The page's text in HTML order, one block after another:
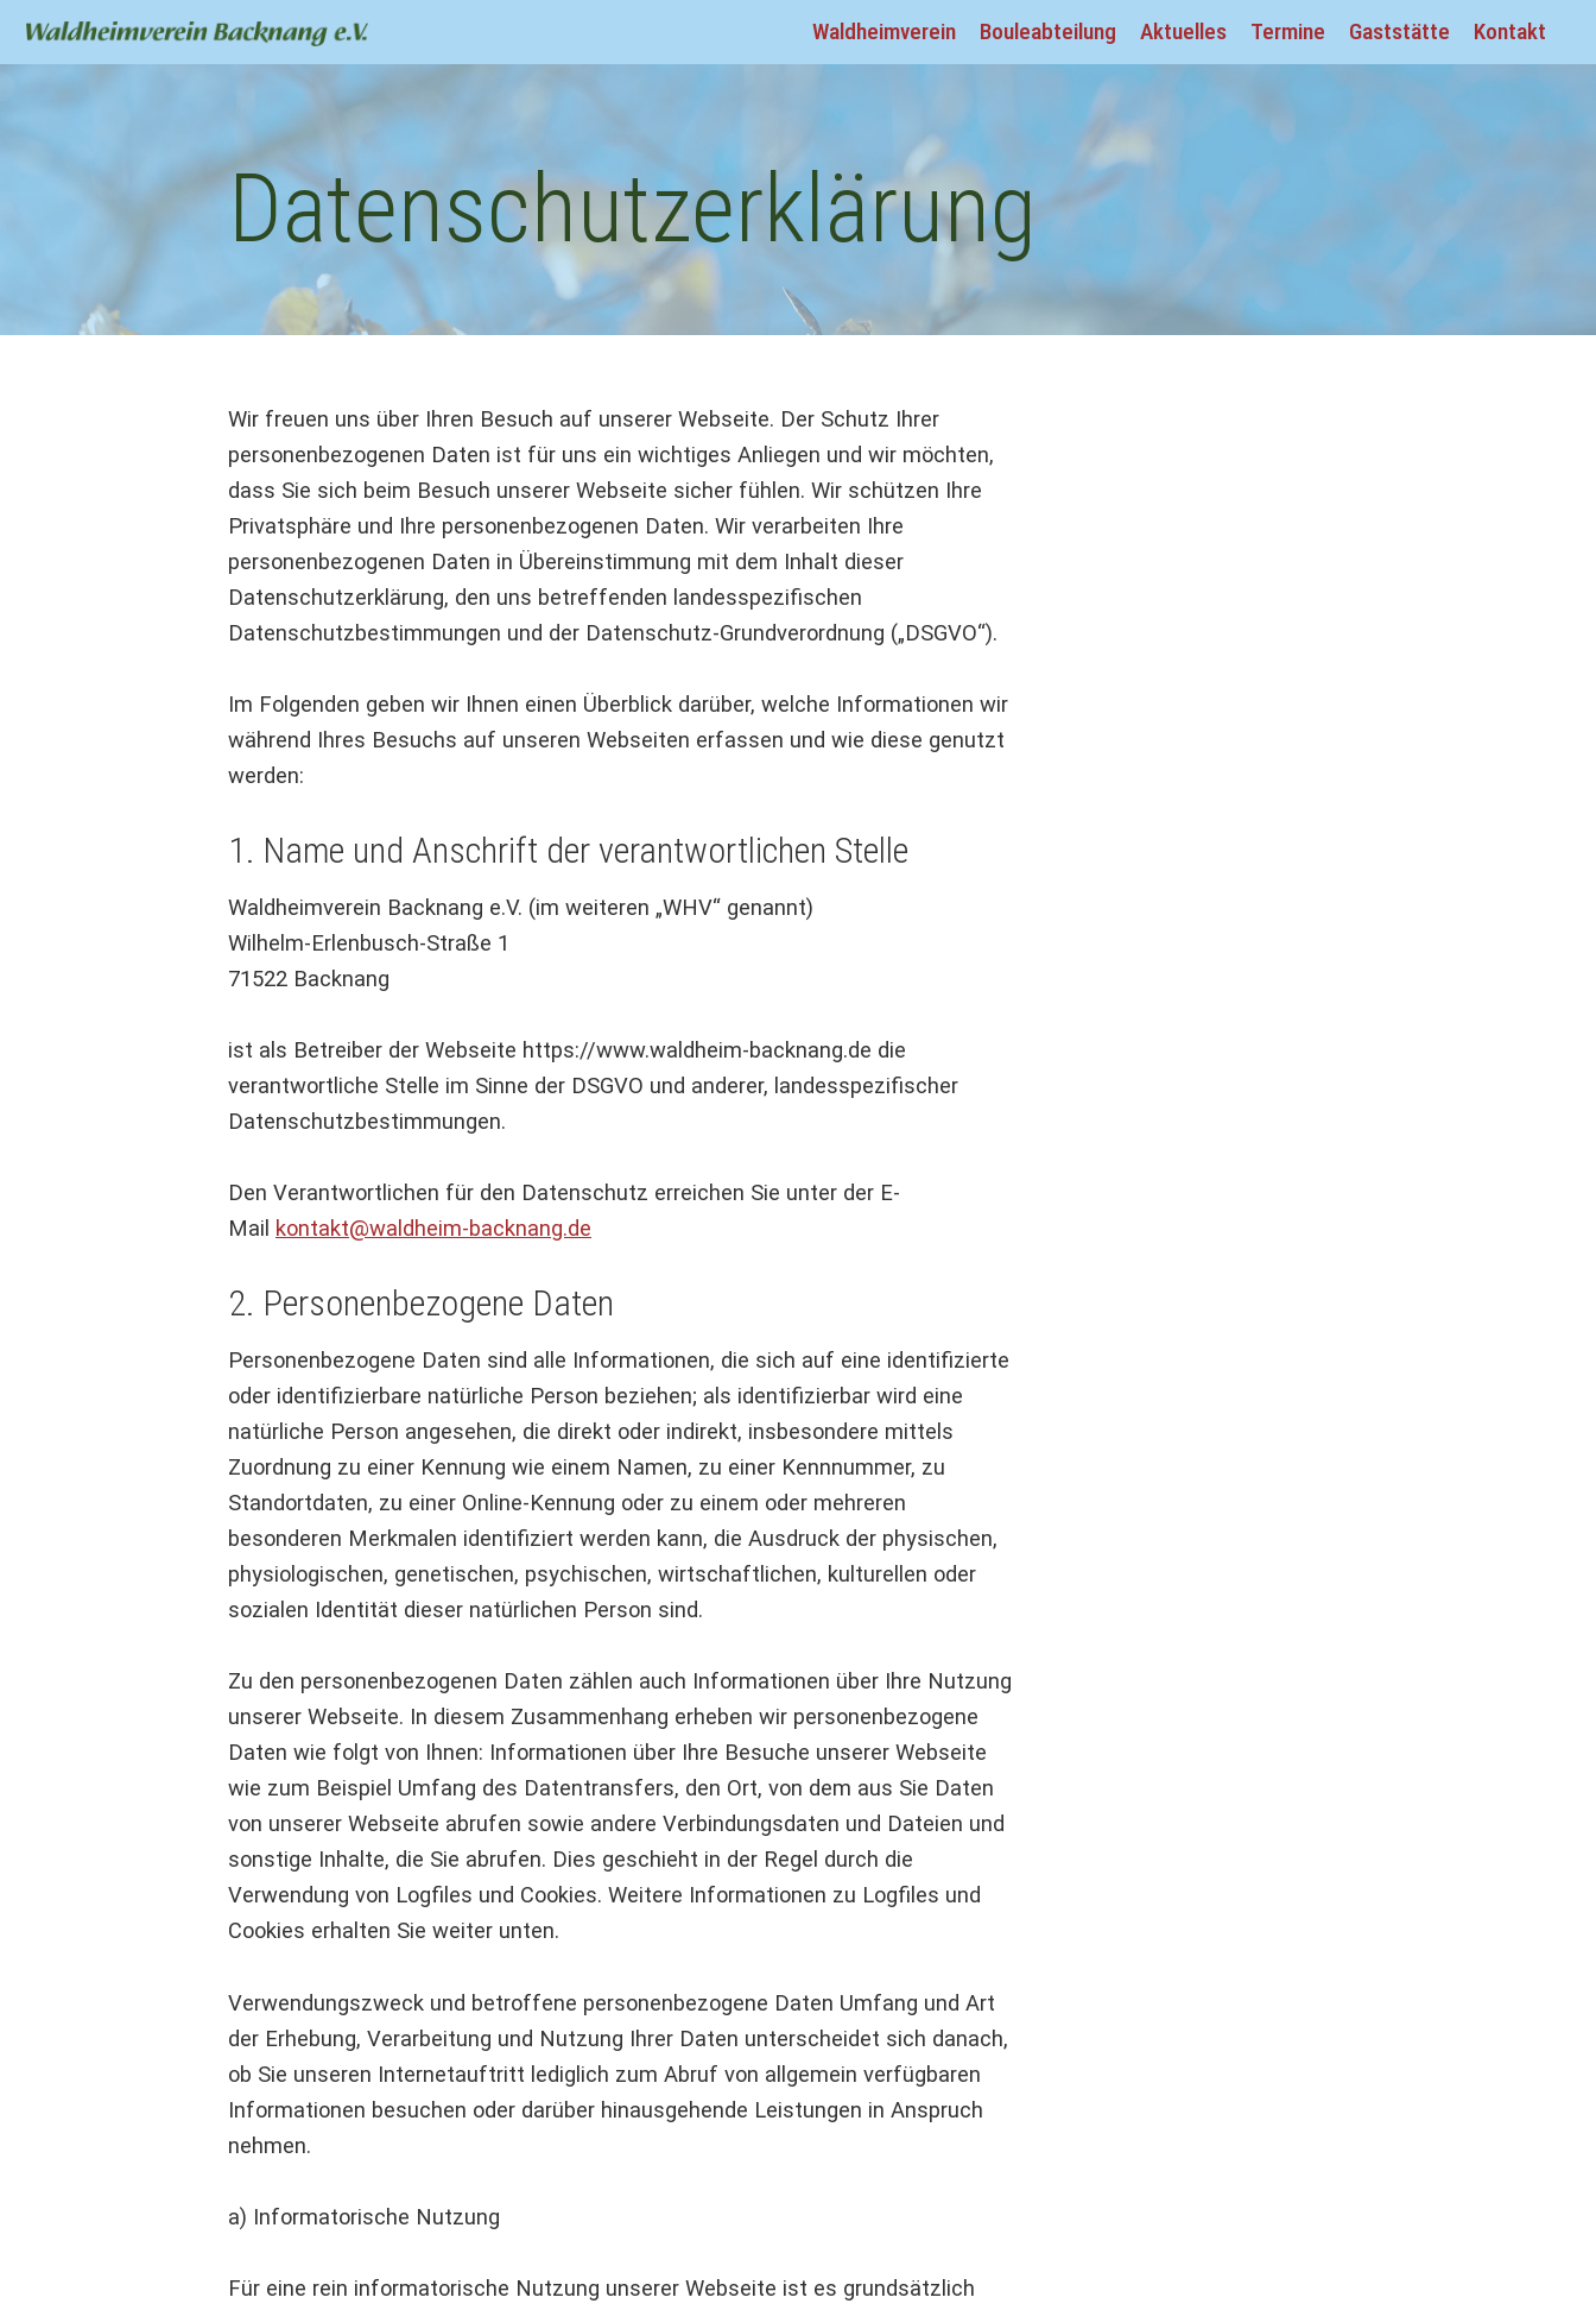
Waldheimverein Bouleabteilung Aktuelles Termine Gaststätte Kontakt
Datenschutz­erklärung
Wir freuen uns über Ihren Besuch auf unserer Webseite. Der Schutz Ihrer
personenbezogenen Daten ist für uns ein wichtiges Anliegen und wir möchten,
dass Sie sich beim Besuch unserer Webseite sicher fühlen. Wir schützen Ihre
Privatsphäre und Ihre personenbezogenen Daten. Wir verarbeiten Ihre
personenbezogenen Daten in Übereinstimmung mit dem Inhalt dieser
Datenschutzerklärung, den uns betreffenden landesspezifischen
Datenschutzbestimmungen und der Datenschutz-Grundverordnung („DSGVO“).
Im Folgenden geben wir Ihnen einen Überblick darüber, welche Informationen wir
während Ihres Besuchs auf unseren Webseiten erfassen und wie diese genutzt
werden:
1. Name und Anschrift der verantwortlichen Stelle
Waldheimverein Backnang e.V. (im weiteren „WHV“ genannt)
Wilhelm-Erlenbusch-Straße 1
71522 Backnang
ist als Betreiber der Webseite https://www.waldheim-backnang.de die
verantwortliche Stelle im Sinne der DSGVO und anderer, landesspezifischer
Datenschutzbestimmungen.
Den Verantwortlichen für den Datenschutz erreichen Sie unter der E-
Mail kontakt@waldheim-backnang.de
2. Personenbezogene Daten
Personenbezogene Daten sind alle Informationen, die sich auf eine identifizierte
oder identifizierbare natürliche Person beziehen; als identifizierbar wird eine
natürliche Person angesehen, die direkt oder indirekt, insbesondere mittels
Zuordnung zu einer Kennung wie einem Namen, zu einer Kennnummer, zu
Standortdaten, zu einer Online-Kennung oder zu einem oder mehreren
besonderen Merkmalen identifiziert werden kann, die Ausdruck der physischen,
physiologischen, genetischen, psychischen, wirtschaftlichen, kulturellen oder
sozialen Identität dieser natürlichen Person sind.
Zu den personenbezogenen Daten zählen auch Informationen über Ihre Nutzung
unserer Webseite. In diesem Zusammenhang erheben wir personenbezogene
Daten wie folgt von Ihnen: Informationen über Ihre Besuche unserer Webseite
wie zum Beispiel Umfang des Datentransfers, den Ort, von dem aus Sie Daten
von unserer Webseite abrufen sowie andere Verbindungsdaten und Dateien und
sonstige Inhalte, die Sie abrufen. Dies geschieht in der Regel durch die
Verwendung von Logfiles und Cookies. Weitere Informationen zu Logfiles und
Cookies erhalten Sie weiter unten.
Verwendungszweck und betroffene personenbezogene Daten Umfang und Art
der Erhebung, Verarbeitung und Nutzung Ihrer Daten unterscheidet sich danach,
ob Sie unseren Internetauftritt lediglich zum Abruf von allgemein verfügbaren
Informationen besuchen oder darüber hinausgehende Leistungen in Anspruch
nehmen.
a) Informatorische Nutzung
Für eine rein informatorische Nutzung unserer Webseite ist es grundsätzlich